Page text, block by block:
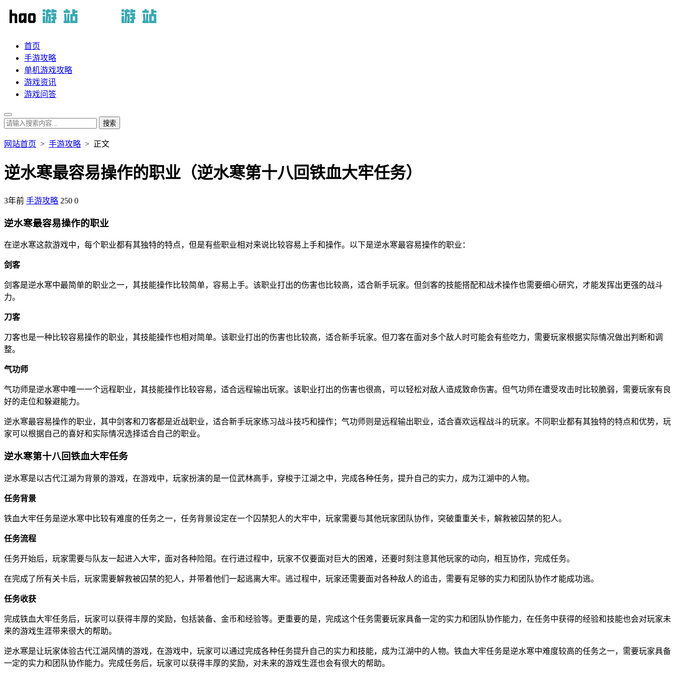
首页
手游攻略
单机游戏攻略
游戏资讯
游戏问答
网站首页 > 手游攻略 > 正文
逆水寒最容易操作的职业（逆水寒第十八回铁血大牢任务）
3年前 手游攻略 250 0
逆水寒最容易操作的职业
在逆水寒这款游戏中，每个职业都有其独特的特点，但是有些职业相对来说比较容易上手和操作。以下是逆水寒最容易操作的职业：
剑客
剑客是逆水寒中最简单的职业之一，其技能操作比较简单，容易上手。该职业打出的伤害也比较高，适合新手玩家。但剑客的技能搭配和战术操作也需要细心研究，才能发挥出更强的战斗
力。
刀客
刀客也是一种比较容易操作的职业，其技能操作也相对简单。该职业打出的伤害也比较高，适合新手玩家。但刀客在面对多个敌人时可能会有些吃力，需要玩家根据实际情况做出判断和调
整。
气功师
气功师是逆水寒中唯一一个远程职业，其技能操作比较容易，适合远程输出玩家。该职业打出的伤害也很高，可以轻松对敌人造成致命伤害。但气功师在遭受攻击时比较脆弱，需要玩家有良
好的走位和躲避能力。
逆水寒最容易操作的职业，其中剑客和刀客都是近战职业，适合新手玩家练习战斗技巧和操作；气功师则是远程输出职业，适合喜欢远程战斗的玩家。不同职业都有其独特的特点和优势，玩
家可以根据自己的喜好和实际情况选择适合自己的职业。
逆水寒第十八回铁血大牢任务
逆水寒是以古代江湖为背景的游戏，在游戏中，玩家扮演的是一位武林高手，穿梭于江湖之中，完成各种任务，提升自己的实力，成为江湖中的人物。
任务背景
铁血大牢任务是逆水寒中比较有难度的任务之一，任务背景设定在一个囚禁犯人的大牢中，玩家需要与其他玩家团队协作，突破重重关卡，解救被囚禁的犯人。
任务流程
任务开始后，玩家需要与队友一起进入大牢，面对各种险阻。在行进过程中，玩家不仅要面对巨大的困难，还要时刻注意其他玩家的动向，相互协作，完成任务。
在完成了所有关卡后，玩家需要解救被囚禁的犯人，并带着他们一起逃离大牢。逃过程中，玩家还需要面对各种敌人的追击，需要有足够的实力和团队协作才能成功逃。
任务收获
完成铁血大牢任务后，玩家可以获得丰厚的奖励，包括装备、金币和经验等。更重要的是，完成这个任务需要玩家具备一定的实力和团队协作能力，在任务中获得的经验和技能也会对玩家未
来的游戏生涯带来很大的帮助。
逆水寒是让玩家体验古代江湖风情的游戏，在游戏中，玩家可以通过完成各种任务提升自己的实力和技能，成为江湖中的人物。铁血大牢任务是逆水寒中难度较高的任务之一，需要玩家具备
一定的实力和团队协作能力。完成任务后，玩家可以获得丰厚的奖励，对未来的游戏生涯也会有很大的帮助。